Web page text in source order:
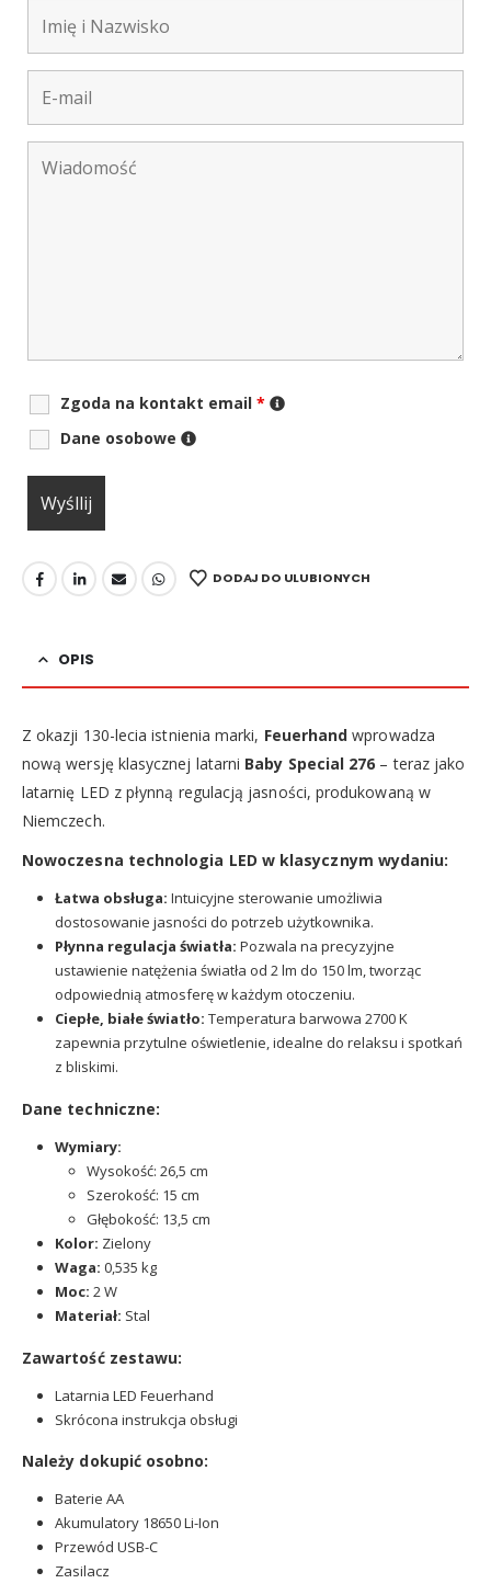
Zgoda na kontakt email *
Dane osobowe
DODAJ DO ULUBIONYCH
OPIS
Z okazji 130-lecia istnienia marki, Feuerhand wprowadza
nową wersję klasycznej latarni Baby Special 276 – teraz jako
latarnię LED z płynną regulacją jasności, produkowaną w
Niemczech.
Nowoczesna technologia LED w klasycznym wydaniu:
Łatwa obsługa: Intuicyjne sterowanie umożliwia
dostosowanie jasności do potrzeb użytkownika.
Płynna regulacja światła: Pozwala na precyzyjne
ustawienie natężenia światła od 2 lm do 150 lm, tworząc
odpowiednią atmosferę w każdym otoczeniu.
Ciepłe, białe światło: Temperatura barwowa 2700 K
zapewnia przytulne oświetlenie, idealne do relaksu i spotkań
z bliskimi.
Dane techniczne:
Wymiary:
Wysokość: 26,5 cm
Szerokość: 15 cm
Głębokość: 13,5 cm
Kolor: Zielony
Waga: 0,535 kg
Moc: 2 W
Materiał: Stal
Zawartość zestawu:
Latarnia LED Feuerhand
Skrócona instrukcja obsługi
Należy dokupić osobno:
Baterie AA
Akumulatory 18650 Li-Ion
Przewód USB-C
Zasilacz